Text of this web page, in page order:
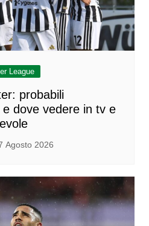
League
probabili
dove vedere in tv e
Agosto 2026